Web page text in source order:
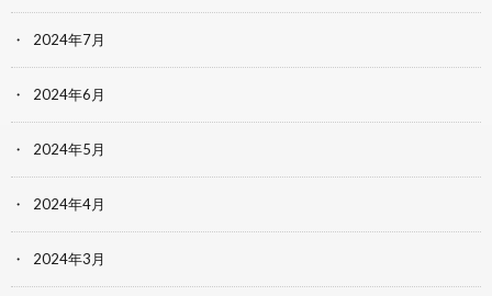
2024年7月
2024年6月
2024年5月
2024年4月
2024年3月